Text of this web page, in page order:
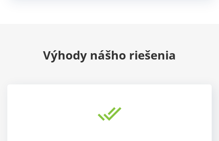
Výhody nášho riešenia
done_all